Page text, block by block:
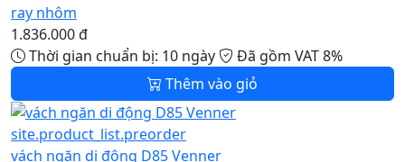
ray nhôm
1.836.000 đ
Thời gian chuẩn bị: 10 ngày
Đã gồm VAT 8%
Thêm vào giỏ
site.product_list.preorder
vách ngăn di động D85 Venner